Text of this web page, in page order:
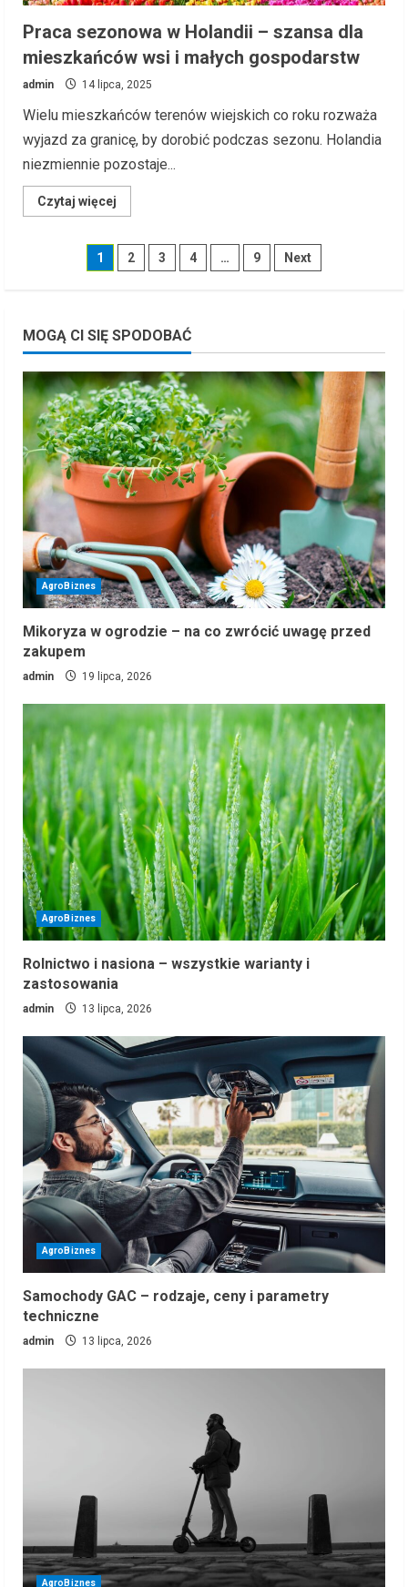
Praca sezonowa w Holandii – szansa dla
mieszkańców wsi i małych gospodarstw
admin 14 lipca, 2025
Wielu mieszkańców terenów wiejskich co roku rozważa
wyjazd za granicę, by dorobić podczas sezonu. Holandia
niezmiennie pozostaje...
Czytaj więcej
more
sezonowa
mieszkańców
wsi
i
gospodarstw
Stronicowanie
1 2 3 4 … 9 Next
MOGĄ CI SIĘ SPODOBAĆ
AgroBiznes
Mikoryza w ogrodzie – na co zwrócić uwagę przed
zakupem
admin 19 lipca, 2026
AgroBiznes
Rolnictwo i nasiona – wszystkie warianty i
zastosowania
admin 13 lipca, 2026
AgroBiznes
Samochody GAC – rodzaje, ceny i parametry
techniczne
admin 13 lipca, 2026
AgroBiznes